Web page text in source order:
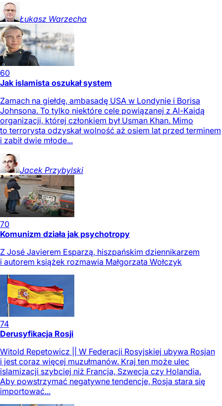
Łukasz Warzecha
60
Jak islamista oszukał system
Zamach na giełdę, ambasadę USA w Londynie i Borisa
Johnsona. To tylko niektóre cele powiązanej z Al-Kaidą
organizacji, której członkiem był Usman Khan. Mimo
to terrorysta odzyskał wolność aż osiem lat przed terminem
i zabił dwie młode...
Jacek Przybylski
70
Komunizm działa jak psychotropy
Z José Javierem Esparzą, hiszpańskim dziennikarzem
i autorem książek rozmawia Małgorzata Wołczyk
74
Derusyfikacja Rosji
Witold Repetowicz || W Federacji Rosyjskiej ubywa Rosjan
i jest coraz więcej muzułmanów. Kraj ten może ulec
islamizacji szybciej niż Francja, Szwecja czy Holandia.
Aby powstrzymać negatywne tendencje, Rosja stara się
importować...